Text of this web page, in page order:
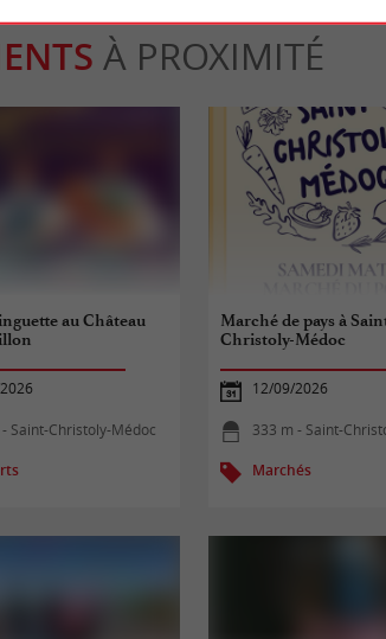
À PROXIMITÉ
au Château
Saint-Christoly-Médoc
Marché de pays à
Christoly-Médoc
12/09/2026
333 m - Saint-
Marchés